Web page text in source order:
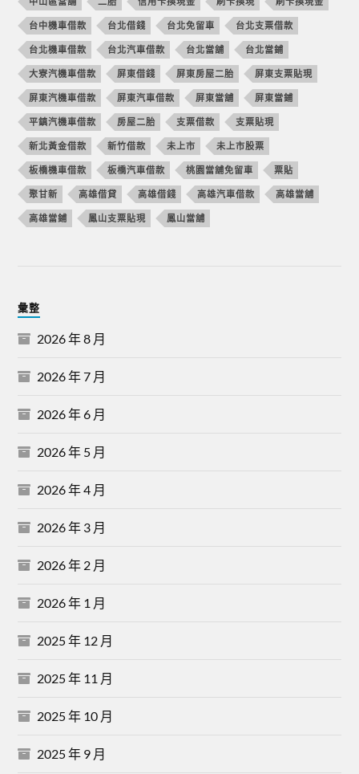
台中機車借款 台北借錢 台北免留車 台北支票借款
台北機車借款 台北汽車借款 台北當舖 台北當鋪
大寮汽機車借款 屏東借錢 屏東房屋二胎 屏東支票貼現
屏東汽機車借款 屏東汽車借款 屏東當舖 屏東當鋪
平鎮汽機車借款 房屋二胎 支票借款 支票貼現
新北黃金借款 新竹借款 未上市 未上市股票
板橋機車借款 板橋汽車借款 桃園當舖免留車 票貼
聚甘新 高雄借貸 高雄借錢 高雄汽車借款 高雄當舖
高雄當鋪 鳳山支票貼現 鳳山當舖
彙整
2026 年 8 月
2026 年 7 月
2026 年 6 月
2026 年 5 月
2026 年 4 月
2026 年 3 月
2026 年 2 月
2026 年 1 月
2025 年 12 月
2025 年 11 月
2025 年 10 月
2025 年 9 月